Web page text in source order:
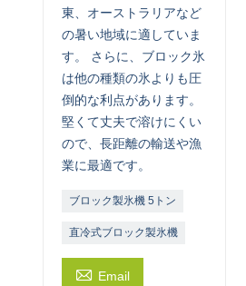
東、オーストラリアなど
の暑い地域に適していま
す。 さらに、ブロック氷
は他の種類の氷よりも圧
倒的な利点があります。
堅くて丈夫で溶けにくい
ので、長距離の輸送や漁
業に最適です。
ブロック製氷機 5トン
直冷式ブロック製氷機
 Email